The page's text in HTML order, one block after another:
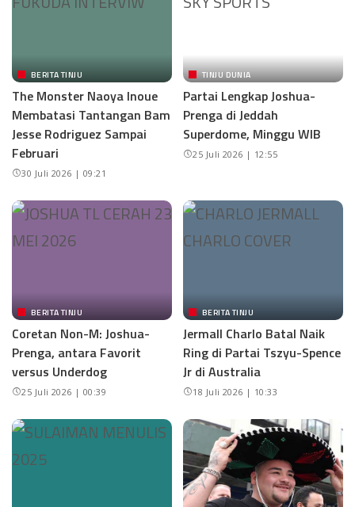
BERITA TINJU
The Monster Naoya Inoue
Membatasi Tantangan Bam
Jesse Rodriguez Sampai
Februari
30 Juli 2026 | 09:21
TINJU DUNIA
Partai Lengkap Joshua-
Prenga di Jeddah
Superdome, Minggu WIB
25 Juli 2026 | 12:55
BERITA TINJU
Coretan Non-M: Joshua-
Prenga, antara Favorit
versus Underdog
25 Juli 2026 | 00:39
BERITA TINJU
Jermall Charlo Batal Naik
Ring di Partai Tszyu-Spence
Jr di Australia
18 Juli 2026 | 10:33